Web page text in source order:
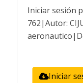
Iniciar sesión
762|Autor:
Iniciar